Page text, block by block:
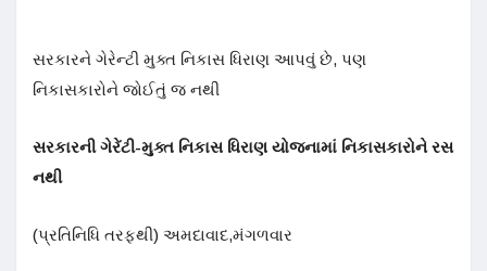
સરકારને ગેરેન્ટી મુક્ત નિકાસ ધિરાણ આપવું છે, પણ
નિકાસકારોને જોઈતું જ નથી
સરકારની ગેરેંટી-મુક્ત નિકાસ ધિરાણ યોજનામાં નિકાસકારોને રસ
નથી
(પ્રતિનિધિ તરફથી) અમદાવાદ,મંગળવાર